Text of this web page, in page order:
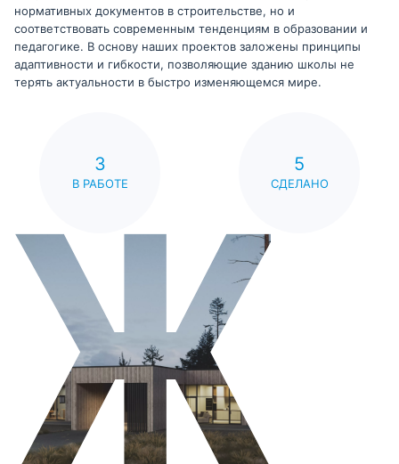
нормативных документов в строительстве, но и
соответствовать современным тенденциям в образовании и
педагогике. В основу наших проектов заложены принципы
адаптивности и гибкости, позволяющие зданию школы не
терять актуальности в быстро изменяющемся мире.
3
В РАБОТЕ
5
СДЕЛАНО